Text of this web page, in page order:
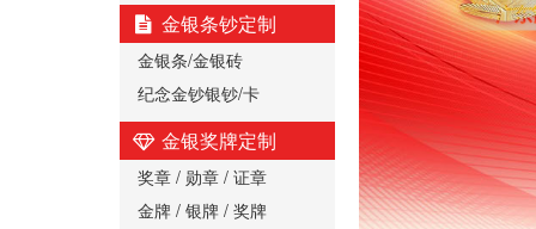
金银条钞定制
金银条/金银砖
纪念金钞银钞/卡
金银奖牌定制
奖章 / 勋章 / 证章
金牌 / 银牌 / 奖牌